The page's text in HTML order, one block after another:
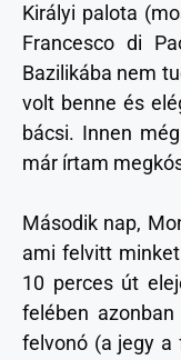
Királyi palota
Francesco di
Bazilikába nem
volt benne és
bácsi. Innen
már írtam
Második nap,
ami felvitt minket
10 perces út
felében
felvonó (a jegy a